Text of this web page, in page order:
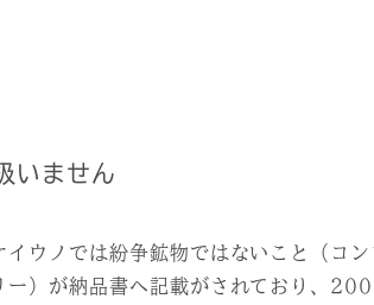
いません
イウノでは紛争鉱物ではないこと（コ
ー）が納品書へ記載がされており、